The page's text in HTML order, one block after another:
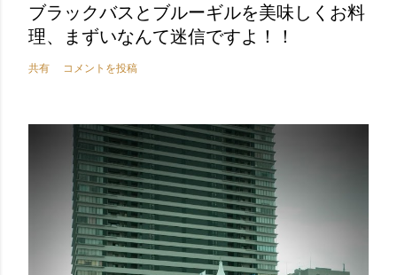
ブラックバスとブルーギルを美味しくお料
理、まずいなんて迷信ですよ！！
共有 コメントを投稿